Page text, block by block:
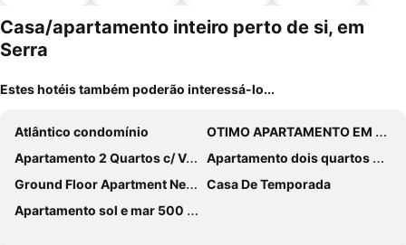
Casa/apartamento inteiro perto de si, em
Serra
Estes hotéis também poderão interessá-lo...
Atlântico condomínio
OTIMO APARTAMENTO EM JACARAIPE ES !
Apartamento 2 Quartos c/ Vaga de Estacionamento
Apartamento dois quartos perto da praia em Jardim Camburi
Ground Floor Apartment Next To Reis Magos River
Casa De Temporada
Apartamento sol e mar 500 metros da praia